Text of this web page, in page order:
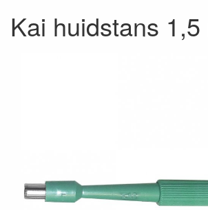
Kai huidstans 1,5